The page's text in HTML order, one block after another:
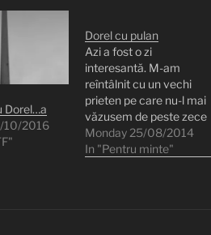
Dorel…a
10/2016
Dorel cu pulan
Azi a fost o zi
interesantă. M-am
reîntâlnit cu un vechi
prieten pe care nu-l mai
văzusem de peste zece
ani de zile: durerea
lombară care te
Monday 25/08/2014
In "Pentru minte"